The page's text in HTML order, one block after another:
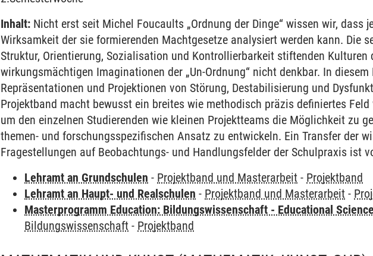
Inhalt: Nicht erst seit Michel Foucaults „Ordnung der Dinge“ wissen wir, dass
Wirksamkeit der sie formierenden Machtgesetze analysiert werden kann. Die
Struktur, Orientierung, Sozialisation und Kontrollierbarkeit stiftenden Kulturen
wirkungsmächtigen Imaginationen der „Un-Ordnung“ nicht denkbar. In
Repräsentationen und Projektionen von Störung, Destabilisierung und
Projektband macht bewusst ein breites wie methodisch präzis definiertes
um den einzelnen Studierenden wie kleinen Projektteams die Möglichkeit zu
themen- und forschungsspezifischen Ansatz zu entwickeln. Ein Transfer der
Fragestellungen auf Beobachtungs- und Handlungsfelder der Schulpraxis ist
Lehramt an Grundschulen - Projektband und Masterarbeit - Projektband
Lehramt an Haupt- und Realschulen - Projektband und Masterarbeit -
Masterprogramm Education: Bildungswissenschaft - Educational
Bildungswissenschaft - Projektband